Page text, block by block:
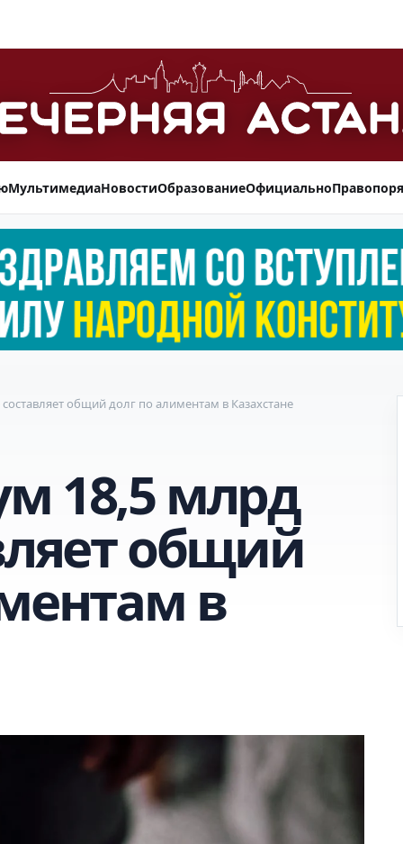
МультимедиаНовостиОбразованиеОфициально
общий долг по алиментам в Казахстане
18,5 млрд
общий
в